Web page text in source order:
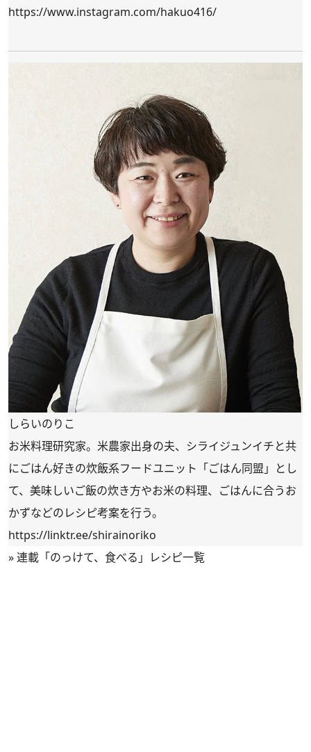
https://www.instagram.com/hakuo416/
しらいのりこ
お米料理研究家。米農家出身の夫、シライジュンイチと共
にごはん好きの炊飯系フードユニット「ごはん同盟」とし
て、美味しいご飯の炊き方やお米の料理、ごはんに合うお
かずなどのレシピ考案を行う。
https://linktr.ee/shirainoriko
»連載「のっけて、食べる」レシピ一覧